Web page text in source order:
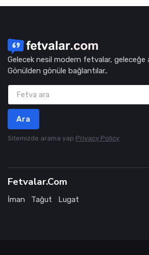
Gelecek nesil modern fetvalar, geleceğe
Gönülden gönüle bağlantılar..
Ara
Sitemizde arama yap Privacy Policy
Fetvalar.Com
İman Tağut Lugat